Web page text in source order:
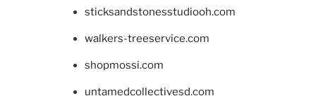
sticksandstonesstudiooh.com
walkers-treeservice.com
shopmossi.com
untamedcollectivesd.com